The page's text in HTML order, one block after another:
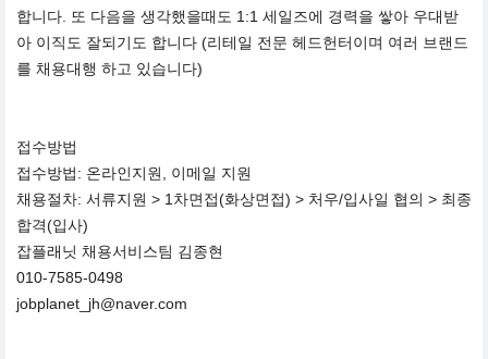
합니다. 또 다음을 생각했을때도 1:1 세일즈에 경력을 쌓아 우대받
아 이직도 잘되기도 합니다 (리테일 전문 헤드헌터이며 여러 브랜드
를 채용대행 하고 있습니다)
접수방법
접수방법: 온라인지원, 이메일 지원
채용절차: 서류지원 > 1차면접(화상면접) > 처우/입사일 협의 > 최종
합격(입사)
잡플래닛 채용서비스팀 김종현
010-7585-0498
jobplanet_jh@naver.com